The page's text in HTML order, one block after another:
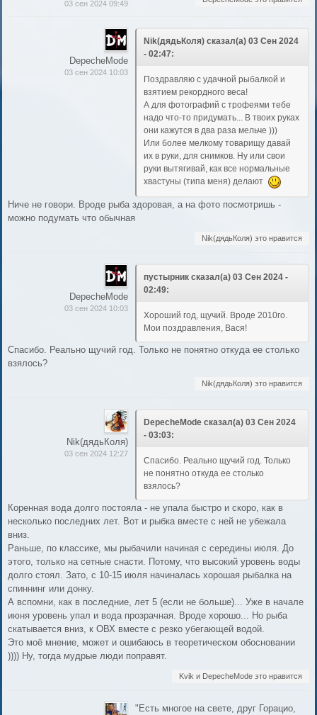
03 сен 2024 09:49
DepecheMode
03 сен 2024 10:03
Nik(дядьКоля) сказал(а) 03 Сен 2024
- 02:47:
Поздравляю с удачной рыбалкой и
взятием рекордного веса!
А для фотографий с трофеями тебе
надо что-то придумать... В твоих руках
они кажутся в два раза мельче )))
Или более мелкому товарищу давай
их в руки, для снимков. Ну или свои
руки вытягивай, как все нормальные
хвастуны (типа меня) делают
Ниче не говори. Вроде рыба здоровая, а на фото посмотришь -
можно подумать что обычная
Nik(дядьКоля) это нравится
DepecheMode
03 сен 2024 10:03
пустырник сказал(а) 03 Сен 2024 -
02:49:
Хороший год, щучий. Вроде 2010го.
Мои поздравления, Вася!
Спасибо. Реально щучий год. Только не понятно откуда ее столько
взялось?
Nik(дядьКоля) это нравится
Nik(дядьКоля)
03 сен 2024 12:27
DepecheMode сказал(а) 03 Сен 2024
- 03:03:
Спасибо. Реально щучий год. Только
не понятно откуда ее столько
взялось?
Коренная вода долго постояла - не упала быстро и скоро, как в
несколько последних лет. Вот и рыбка вместе с ней не убежала
вниз.
Раньше, по классике, мы рыбачили начиная с середины июля. До
этого, только на сетные снасти. Потому, что высокий уровень воды
долго стоял. Зато, с 10-15 июля начиналась хорошая рыбалка на
спиннинг или донку.
А вспомни, как в последние, лет 5 (если не больше)... Уже в начале
июня уровень упал и вода прозрачная. Вроде хорошо... Но рыба
скатывается вниз, к ОВХ вместе с резко убегающей водой.
Это моё мнение, может и ошибаюсь в теоретическом обосновании
)))) Ну, тогда мудрые люди поправят.
Kvik и DepecheMode это нравится
"Есть многое на свете, друг Горацио,